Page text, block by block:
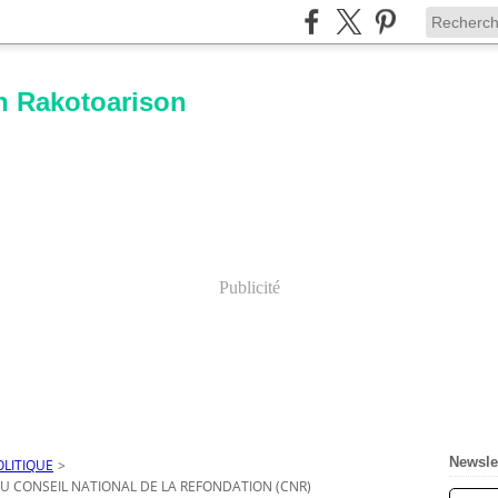
Rakotoarison
Publicité
>
CONSEIL NATIONAL DE LA REFONDATION (CNR)